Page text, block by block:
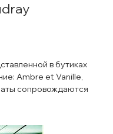
в бутиках
Ambre et Vanille,
сопровождаются